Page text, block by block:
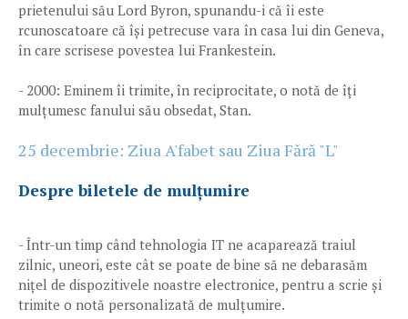
prietenului său Lord Byron, spunandu-i că îi este
rcunoscatoare că își petrecuse vara în casa lui din Geneva,
în care scrisese povestea lui Frankestein.
- 2000: Eminem îi trimite, în reciprocitate, o notă de îți
mulțumesc fanului său obsedat, Stan.
25 decembrie: Ziua A'fabet sau Ziua Fără "L"
Despre biletele de mulțumire
- Într-un timp când tehnologia IT ne acaparează traiul
zilnic, uneori, este cât se poate de bine să ne debarasăm
nițel de dispozitivele noastre electronice, pentru a scrie și
trimite o notă personalizată de mulțumire.